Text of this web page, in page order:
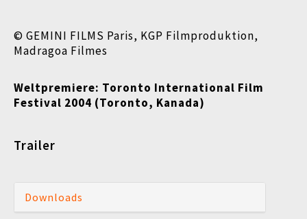
© GEMINI FILMS Paris, KGP Filmproduktion,
Madragoa Filmes
Weltpremiere: Toronto International Film
Festival 2004 (Toronto, Kanada)
Trailer
Downloads